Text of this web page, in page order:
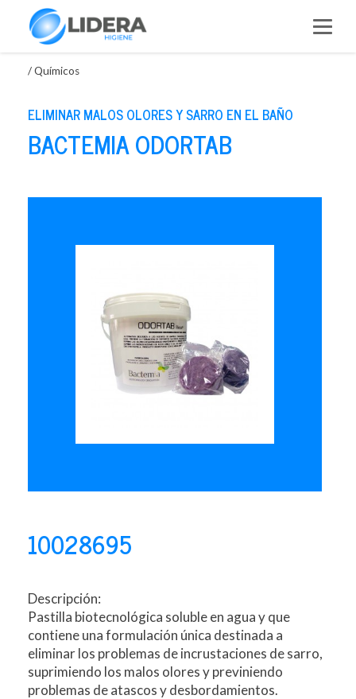
/Químicos
ELIMINAR MALOS OLORES Y SARRO EN EL BAÑO
BACTEMIA ODORTAB
10028695
Descripción:
Pastilla biotecnológica soluble en agua y que
contiene una formulación única destinada a
eliminar los problemas de incrustaciones de sarro,
suprimiendo los malos olores y previniendo
problemas de atascos y desbordamientos.